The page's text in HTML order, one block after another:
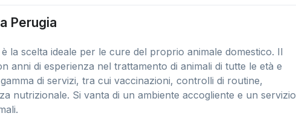
Perugia
la scelta ideale per le cure del proprio animale domestico. Il
anni di esperienza nel trattamento di animali di tutte le età e
di servizi, tra cui vaccinazioni, controlli di routine,
nutrizionale. Si vanta di un ambiente accogliente e un servizio